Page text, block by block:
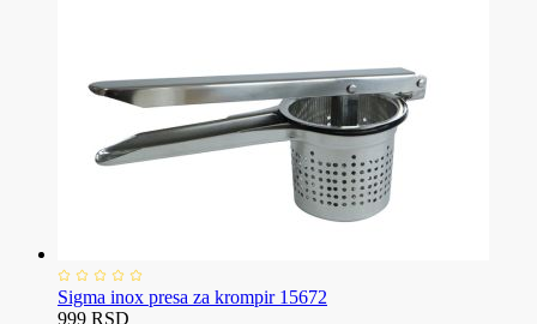
Sigma inox presa za krompir 15672
999 RSD